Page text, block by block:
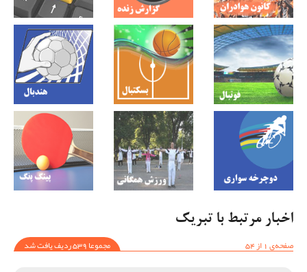
اخبار مرتبط با تبریک
صفحه‌ی 1 از 54
مجموعا 539 ردیف یافت شد